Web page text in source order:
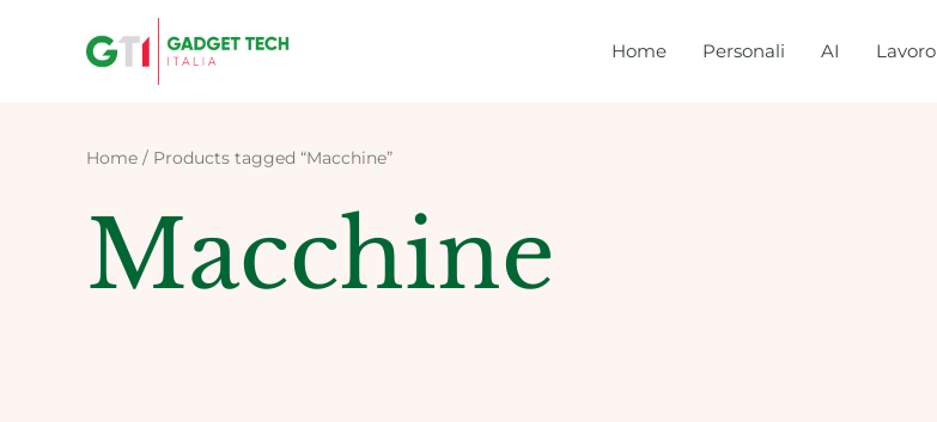
Home Personali AI Lavoro
Home / Products tagged “Macchine”
Macchine